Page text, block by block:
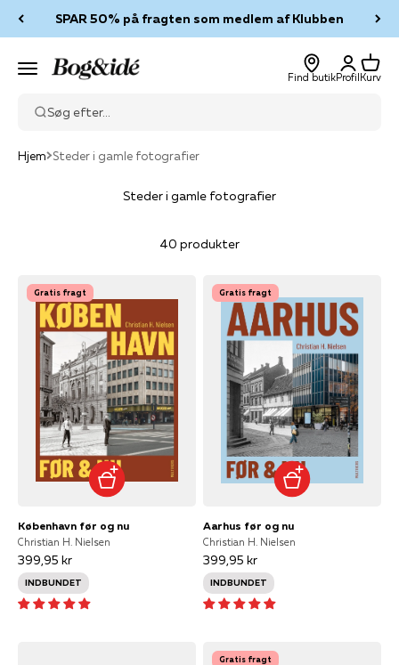
SPAR 50% på fragten som medlem af Klubben
Menu Bog & idé
Find butik
Log ind
Profil
Kurv
Kurv
Søg efter...
Hjem Steder i gamle fotografier
Steder i gamle fotografier
40 produkter
Gratis fragt
København før og nu
Christian H. Nielsen
399,95 kr
INDBUNDET
Gratis fragt
Aarhus før og nu
Christian H. Nielsen
399,95 kr
INDBUNDET
Gratis fragt